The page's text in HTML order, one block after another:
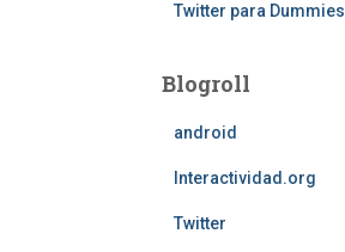
Twitter para Dummies
Blogroll
android
Interactividad.org
Twitter